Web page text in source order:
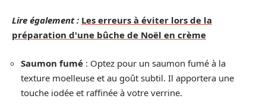
Lire également : Les erreurs à éviter lors de la
préparation d'une bûche de Noël en crème
Saumon fumé : Optez pour un saumon fumé à la
texture moelleuse et au goût subtil. Il apportera une
touche iodée et raffinée à votre verrine.